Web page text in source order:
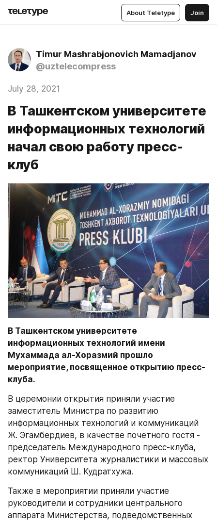
About Teletype Join
Timur Mashrabjonovich Mamadjanov
@uztelecompress
July 28, 2021
В Ташкентском университете
информационных технологий
начал свою работу пресс-
клуб
В Ташкентском университете
информационных технологий имени
Мухаммада ал-Хоразмий прошло
мероприятие, посвященное открытию пресс-
клуба.
В церемонии открытия приняли участие
заместитель Министра по развитию
информационных технологий и коммуникаций
Ж. Эгамбердиев, в качестве почетного гостя -
председатель Международного пресс-клуба,
ректор Университета журналистики и массовых
коммуникаций Ш. Кудратхужа.
Также в мероприятии приняли участие
руководители и сотрудники центрального
аппарата Министерства, подведомственных